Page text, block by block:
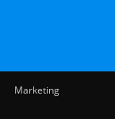
Marketing